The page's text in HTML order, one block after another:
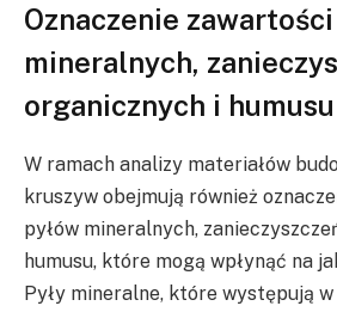
Oznaczenie
mineralnych,
organicznych i humusu
W ramach analizy materiałów
kruszyw obejmują również
pyłów mineralnych,
humusu, które mogą wpłynąć na
Pyły mineralne, które występują